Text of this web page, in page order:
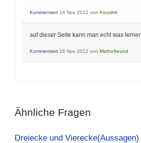
Kommentiert 18 Nov 2012 von Kicoshit
auf dieser Seite kann man echt was
Kommentiert 18 Nov 2012 von Mathefreund
Ähnliche Fragen
Dreiecke und Vierecke(Aussagen)